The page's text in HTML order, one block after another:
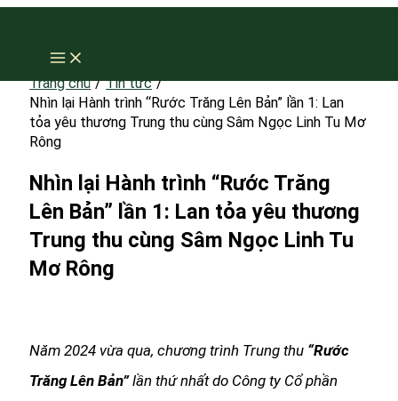
nội
dung
Trang chủ
Tin tức
Nhìn lại Hành trình “Rước Trăng Lên Bản” lần 1: Lan
tỏa yêu thương Trung thu cùng Sâm Ngọc Linh Tu Mơ
Rông
Nhìn lại Hành trình “Rước Trăng
Lên Bản” lần 1: Lan tỏa yêu thương
Trung thu cùng Sâm Ngọc Linh Tu
Mơ Rông
Năm 2024 vừa qua, chương trình Trung thu “Rước
Trăng Lên Bản”lần thứ nhất do Công ty Cổ phần